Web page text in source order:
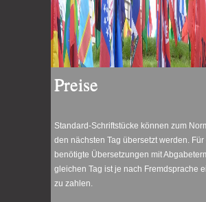
Preise
Standard-Schriftstücke können zum
den nächsten Tag übersetzt werden. Für
benötigte Übersetzungen mit
gleichen Tag ist je nach Fremdsprache
zu zahlen.